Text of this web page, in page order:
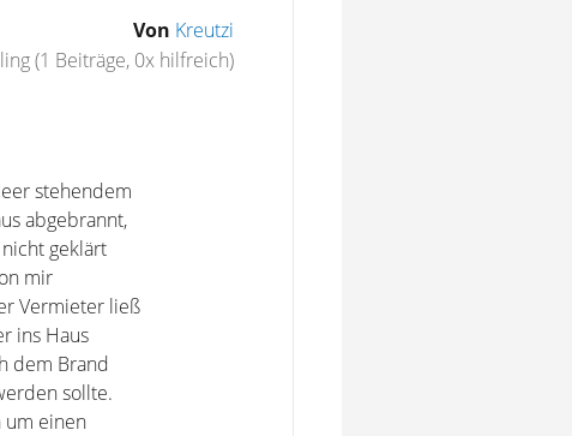
Von Kreutzi
(1 Beiträge, 0x hilfreich)
stehendem
abgebrannt,
geklärt
mir
Vermieter ließ
ins Haus
dem Brand
sollte.
um einen